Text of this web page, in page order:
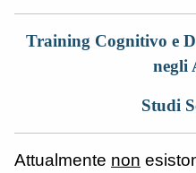
Training Cognitivo e
negli
Studi
Attualmente non